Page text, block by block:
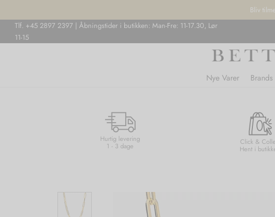
Bliv
Tlf. +45 2897 2397 | Åbningstider i butikken: Man-Fre: 11-17.30, Lør
11-15
Nye Varer Brands
Hurtig levering
1 - 3 dage Click &
Hent i